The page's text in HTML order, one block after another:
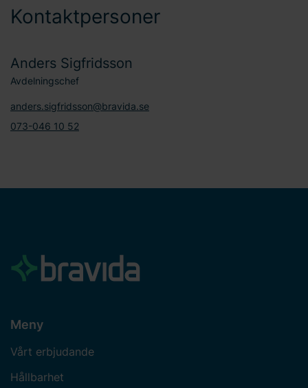
Kontaktpersoner
Anders Sigfridsson
Avdelningschef
anders.sigfridsson@bravida.se
073-046 10 52
Meny
Vårt erbjudande
Hållbarhet